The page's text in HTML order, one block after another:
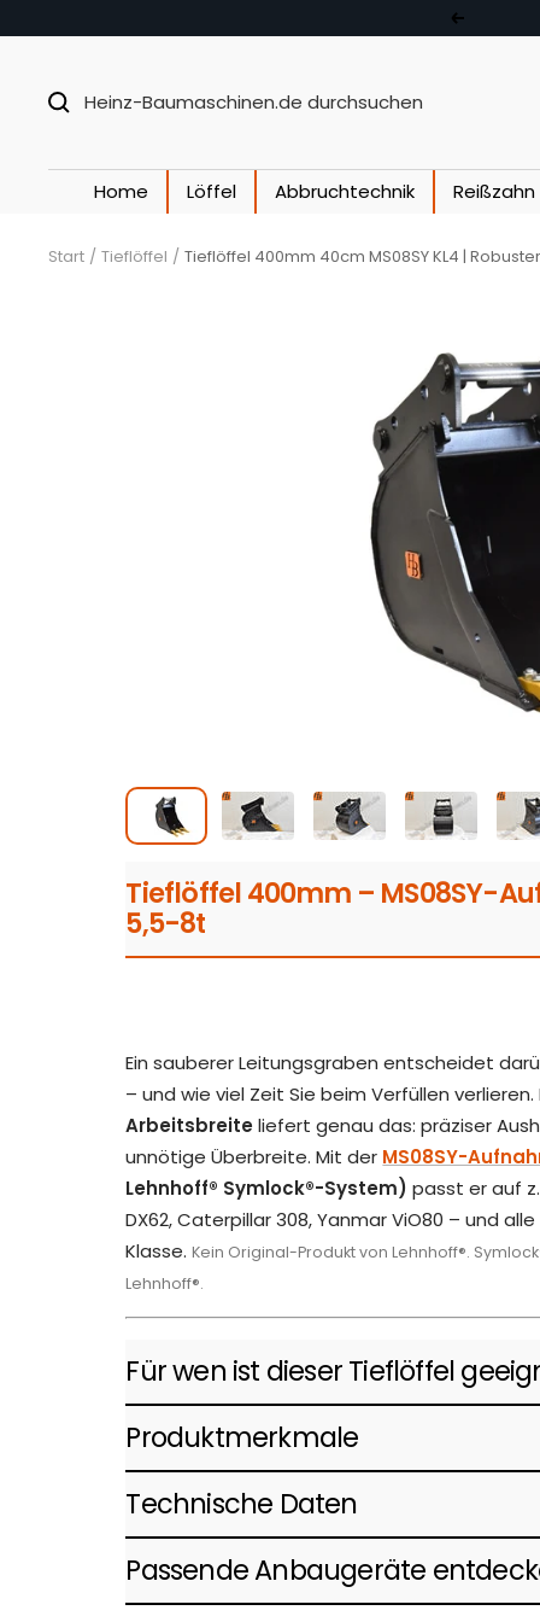
Zurück
Home Löffel Abbruchtechnik Reißzahn
Start Tieflöffel Tieflöffel 400mm 40cm MS08SY KL4 |
Tieflöffel 400mm – MS08SY-
5,5-8t
Ein sauberer Leitungsgraben entscheidet
– und wie viel Zeit Sie beim Verfüllen
Arbeitsbreiteliefert genau das: präziser
unnötige Überbreite. Mit der MS08SY-
Lehnhoff® Symlock®-System) passt er auf
DX62, Caterpillar 308, Yanmar ViO80 – und
Klasse.Kein Original-Produkt von Lehnhoff®.
Lehnhoff®.
Für wen ist dieser Tieflöffel
Produktmerkmale
Technische Daten
Passende Anbaugeräte